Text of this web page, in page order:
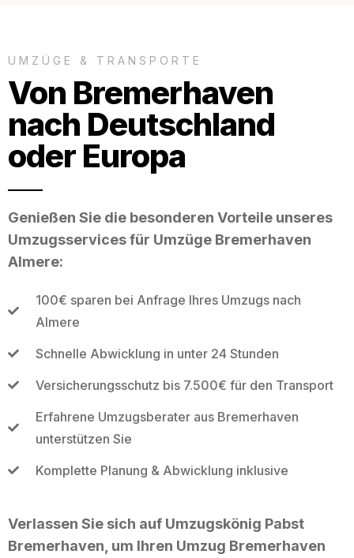
UMZÜGE & TRANSPORTE
Von Bremerhaven
nach Deutschland
oder Europa
Genießen Sie die besonderen Vorteile unseres
Umzugsservices für Umzüge Bremerhaven
Almere:
100€ sparen bei Anfrage Ihres Umzugs nach
Almere
Schnelle Abwicklung in unter 24 Stunden
Versicherungsschutz bis 7.500€ für den Transport
Erfahrene Umzugsberater aus Bremerhaven
unterstützen Sie
Komplette Planung & Abwicklung inklusive
Verlassen Sie sich auf Umzugskönig Pabst
Bremerhaven, um Ihren Umzug Bremerhaven